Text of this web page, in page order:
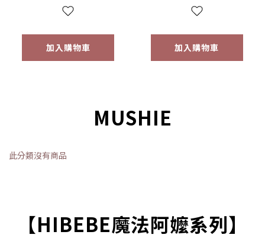
加入購物車 加入購物車
MUSHIE
此分類沒有商品
【HIBEBE魔法阿嬤系列】